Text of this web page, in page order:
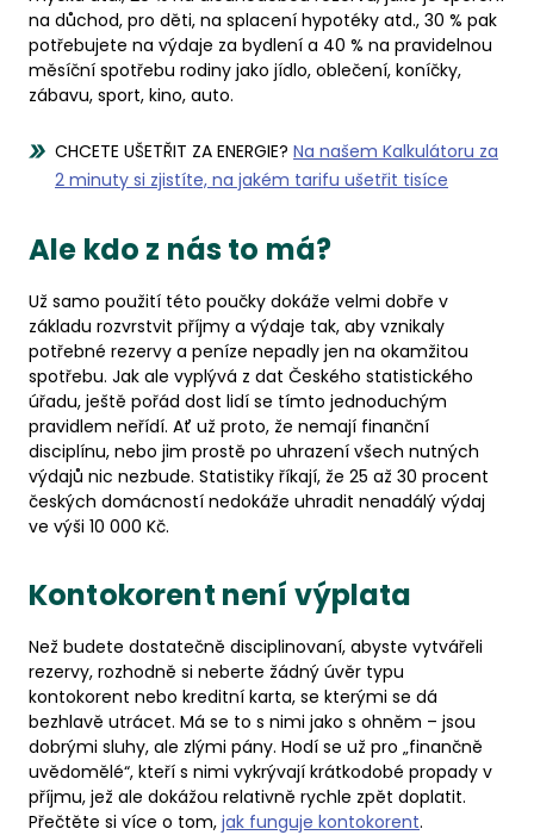
na důchod, pro děti, na splacení hypotéky atd., 30 % pak
potřebujete na výdaje za bydlení a 40 % na pravidelnou
měsíční spotřebu rodiny jako jídlo, oblečení, koníčky,
zábavu, sport, kino, auto.
CHCETE UŠETŘIT ZA ENERGIE? Na našem Kalkulátoru za
2 minuty si zjistíte, na jakém tarifu ušetřit tisíce
Ale kdo z nás to má?
Už samo použití této poučky dokáže velmi dobře v
základu rozvrstvit příjmy a výdaje tak, aby vznikaly
potřebné rezervy a peníze nepadly jen na okamžitou
spotřebu. Jak ale vyplývá z dat Českého statistického
úřadu, ještě pořád dost lidí se tímto jednoduchým
pravidlem neřídí. Ať už proto, že nemají finanční
disciplínu, nebo jim prostě po uhrazení všech nutných
výdajů nic nezbude. Statistiky říkají, že 25 až 30 procent
českých domácností nedokáže uhradit nenadálý výdaj
ve výši 10 000 Kč.
Kontokorent není výplata
Než budete dostatečně disciplinovaní, abyste vytvářeli
rezervy, rozhodně si neberte žádný úvěr typu
kontokorent nebo kreditní karta, se kterými se dá
bezhlavě utrácet. Má se to s nimi jako s ohněm – jsou
dobrými sluhy, ale zlými pány. Hodí se už pro „finančně
uvědomělé“, kteří s nimi vykrývají krátkodobé propady v
příjmu, jež ale dokážou relativně rychle zpět doplatit.
Přečtěte si více o tom, jak funguje kontokorent.